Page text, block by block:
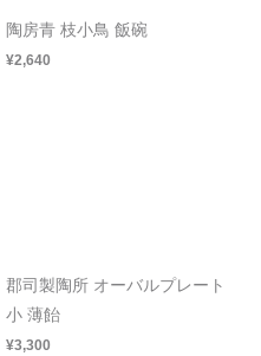
陶房青 枝小鳥 飯碗
¥2,640
郡司製陶所 オーバルプレート
小 薄飴
¥3,300